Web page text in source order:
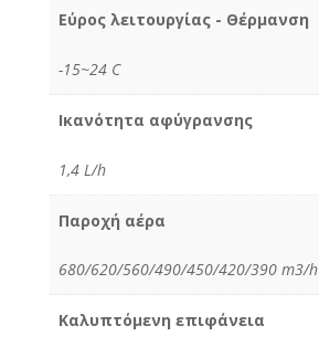
Εύρος λειτουργίας - Θέρμανση
-15~24 C
Ικανότητα αφύγρανσης
1,4 L/h
Παροχή αέρα
680/620/560/490/450/420/390 m3/h
Καλυπτόμενη επιφάνεια